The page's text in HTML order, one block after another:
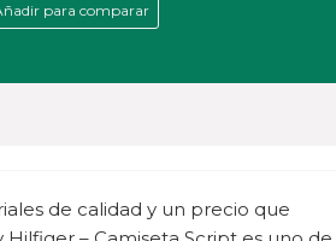
para comparar
de calidad y un precio que